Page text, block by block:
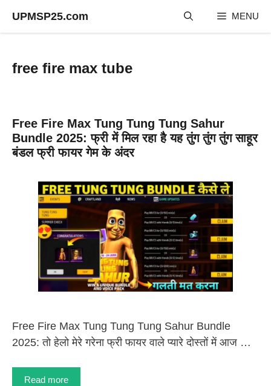
UPMSP25.com MENU
free fire max tube
Free Fire Max Tung Tung Tung Sahur
Bundle 2025: फ्री में मिल रहा है यह तुंग तुंग तुंग साहूर
बंडल फ्री फायर गेम के अंदर
Free Fire Max Tung Tung Tung Sahur Bundle
2025: तो हेलो मेरे गरेना फ्री फायर वाले प्यारे दोस्तों में आज …
Read more